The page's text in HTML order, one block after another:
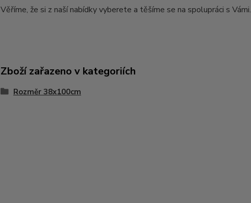
Věříme, že si z naší nabídky vyberete a těšíme se na spolupráci s Vámi.
Zboží zařazeno v kategoriích
Rozměr 38x100cm